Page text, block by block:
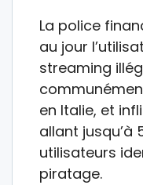
La police
au jour
streaming
en Italie, et
allant jusqu’à
utilisateurs
piratage.